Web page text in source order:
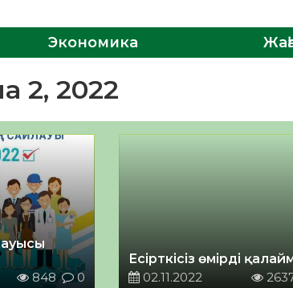
Экономика
2, 2022
848 0
Есірткісіз өмірді
02.11.2022